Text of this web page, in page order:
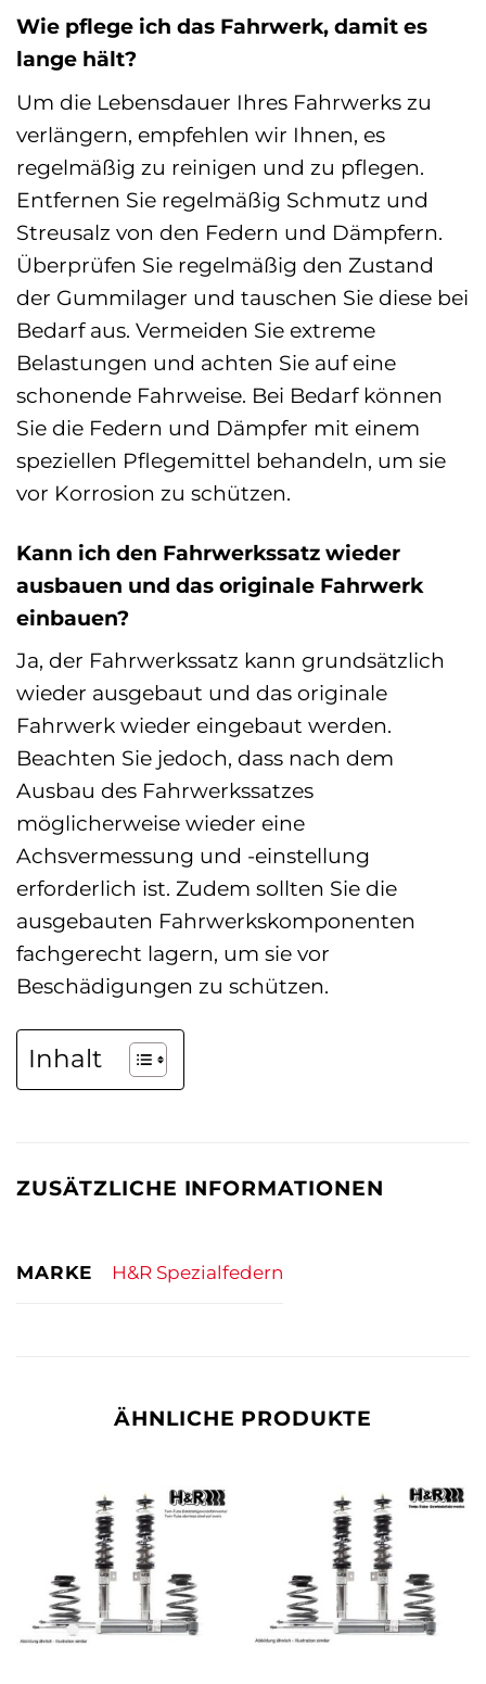
Wie pflege ich das Fahrwerk, damit es
lange hält?
Um die Lebensdauer Ihres Fahrwerks zu
verlängern, empfehlen wir Ihnen, es
regelmäßig zu reinigen und zu pflegen.
Entfernen Sie regelmäßig Schmutz und
Streusalz von den Federn und Dämpfern.
Überprüfen Sie regelmäßig den Zustand
der Gummilager und tauschen Sie diese bei
Bedarf aus. Vermeiden Sie extreme
Belastungen und achten Sie auf eine
schonende Fahrweise. Bei Bedarf können
Sie die Federn und Dämpfer mit einem
speziellen Pflegemittel behandeln, um sie
vor Korrosion zu schützen.
Kann ich den Fahrwerkssatz wieder
ausbauen und das originale Fahrwerk
einbauen?
Ja, der Fahrwerkssatz kann grundsätzlich
wieder ausgebaut und das originale
Fahrwerk wieder eingebaut werden.
Beachten Sie jedoch, dass nach dem
Ausbau des Fahrwerkssatzes
möglicherweise wieder eine
Achsvermessung und -einstellung
erforderlich ist. Zudem sollten Sie die
ausgebauten Fahrwerkskomponenten
fachgerecht lagern, um sie vor
Beschädigungen zu schützen.
Inhalt
ZUSÄTZLICHE INFORMATIONEN
MARKE H&R Spezialfedern
ÄHNLICHE PRODUKTE